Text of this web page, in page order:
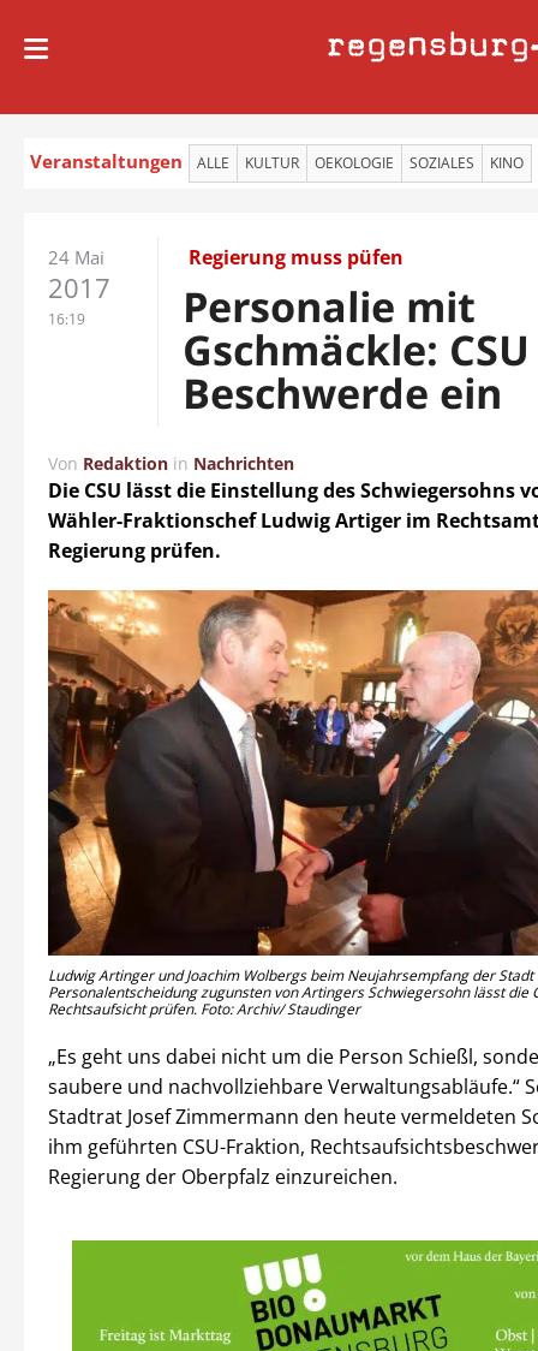
regensburg
Veranstaltungen ALLE KULTUR OEKOLOGIE SOZIALES KINO
24 Mai
2017
16:19
Regierung muss püfen
Personalie mit
Gschmäckle:
Beschwerde ein
Von Redaktion in Nachrichten
Die CSU lässt die Einstellung des Schwiegersohns
Wähler-Fraktionschef Ludwig Artiger im
Regierung prüfen.
Ludwig Artinger und Joachim Wolbergs beim Neujahrsempfang der Stadt
Personalentscheidung zugunsten von Artingers Schwiegersohn lässt die
Rechtsaufsicht prüfen. Foto: Archiv/ Staudinger
„Es geht uns dabei nicht um die Person Schießl,
saubere und nachvollziehbare Verwaltungsabläufe.“
Stadtrat Josef Zimmermann den heute vermeldeten
ihm geführten CSU-Fraktion,
Regierung der Oberpfalz einzureichen.